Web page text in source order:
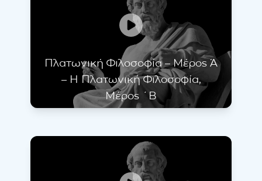
Πλατωνική Φιλοσοφία – Μέρος Ά
– Η Πλατωνική Φιλοσοφία,
Μέρος ´Β